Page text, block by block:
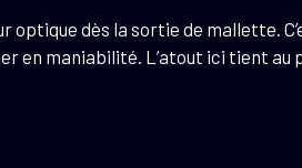
optique dès la sortie de mallette.
en maniabilité. L’atout ici tient au